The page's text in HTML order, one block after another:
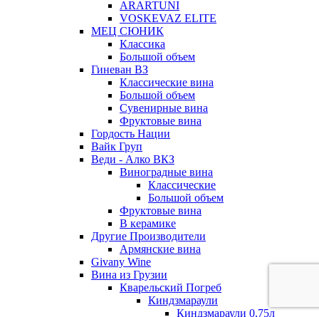
ARARTUNI
VOSKEVAZ ELITE
МЕЦ СЮНИК
Классика
Большой объем
Гиневан ВЗ
Классические вина
Большой объем
Сувенирные вина
Фруктовые вина
Гордость Нации
Вайк Груп
Веди - Алко ВКЗ
Виноградные вина
Классические
Большой объем
Фруктовые вина
В керамике
Другие Производители
Армянские вина
Givany Wine
Вина из Грузии
Кварельский Погреб
Киндзмараули
Киндзмараули 0,75л